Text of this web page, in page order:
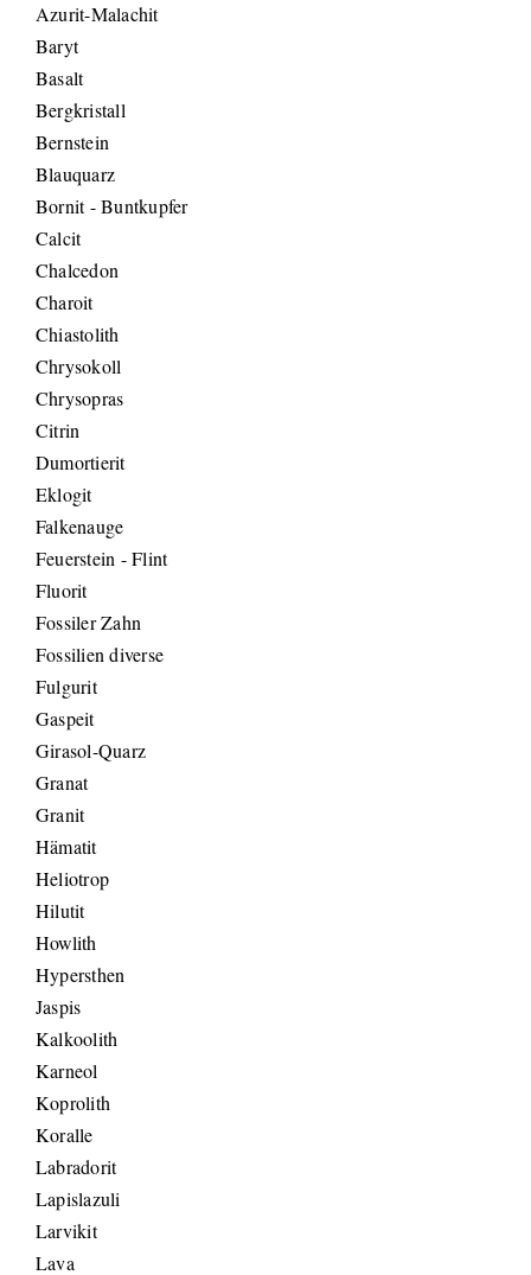
Azurit-Malachit
Baryt
Basalt
Bergkristall
Bernstein
Blauquarz
Bornit - Buntkupfer
Calcit
Chalcedon
Charoit
Chiastolith
Chrysokoll
Chrysopras
Citrin
Dumortierit
Eklogit
Falkenauge
Feuerstein - Flint
Fluorit
Fossiler Zahn
Fossilien diverse
Fulgurit
Gaspeit
Girasol-Quarz
Granat
Granit
Hämatit
Heliotrop
Hilutit
Howlith
Hypersthen
Jaspis
Kalkoolith
Karneol
Koprolith
Koralle
Labradorit
Lapislazuli
Larvikit
Lava